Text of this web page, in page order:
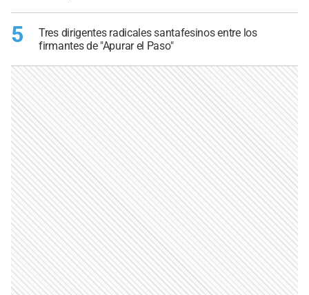
5
Tres dirigentes radicales santafesinos entre los
firmantes de "Apurar el Paso"